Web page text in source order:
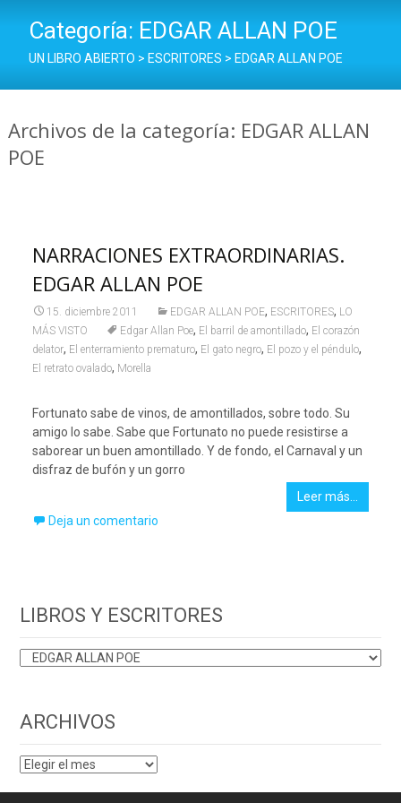
Categoría: EDGAR ALLAN POE
UN LIBRO ABIERTO > ESCRITORES > EDGAR ALLAN POE
Archivos de la categoría: EDGAR ALLAN
POE
NARRACIONES EXTRAORDINARIAS.
EDGAR ALLAN POE
15. diciembre 2011 EDGAR ALLAN POE, ESCRITORES, LO
MÁS VISTO
Edgar Allan Poe, El barril de amontillado, El corazón
delator, El enterramiento prematuro, El gato negro, El pozo y el péndulo,
El retrato ovalado, Morella
Fortunato sabe de vinos, de amontillados, sobre todo. Su
amigo lo sabe. Sabe que Fortunato no puede resistirse a
saborear un buen amontillado. Y de fondo, el Carnaval y un
disfraz de bufón y un gorro
Leer más…
Deja un comentario
LIBROS Y ESCRITORES
LIBROS
ARCHIVOS
ARCHIVOS